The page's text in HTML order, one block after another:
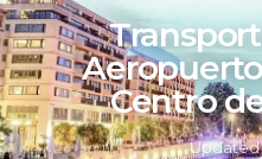
Centro
Updated